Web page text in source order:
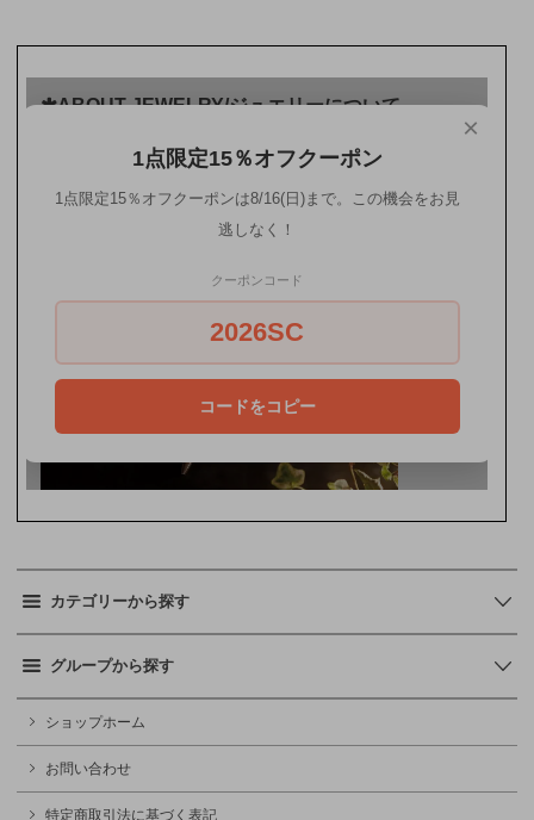
カテゴリーから探す
グループから探す
ショップホーム
お問い合わせ
特定商取引法に基づく表記